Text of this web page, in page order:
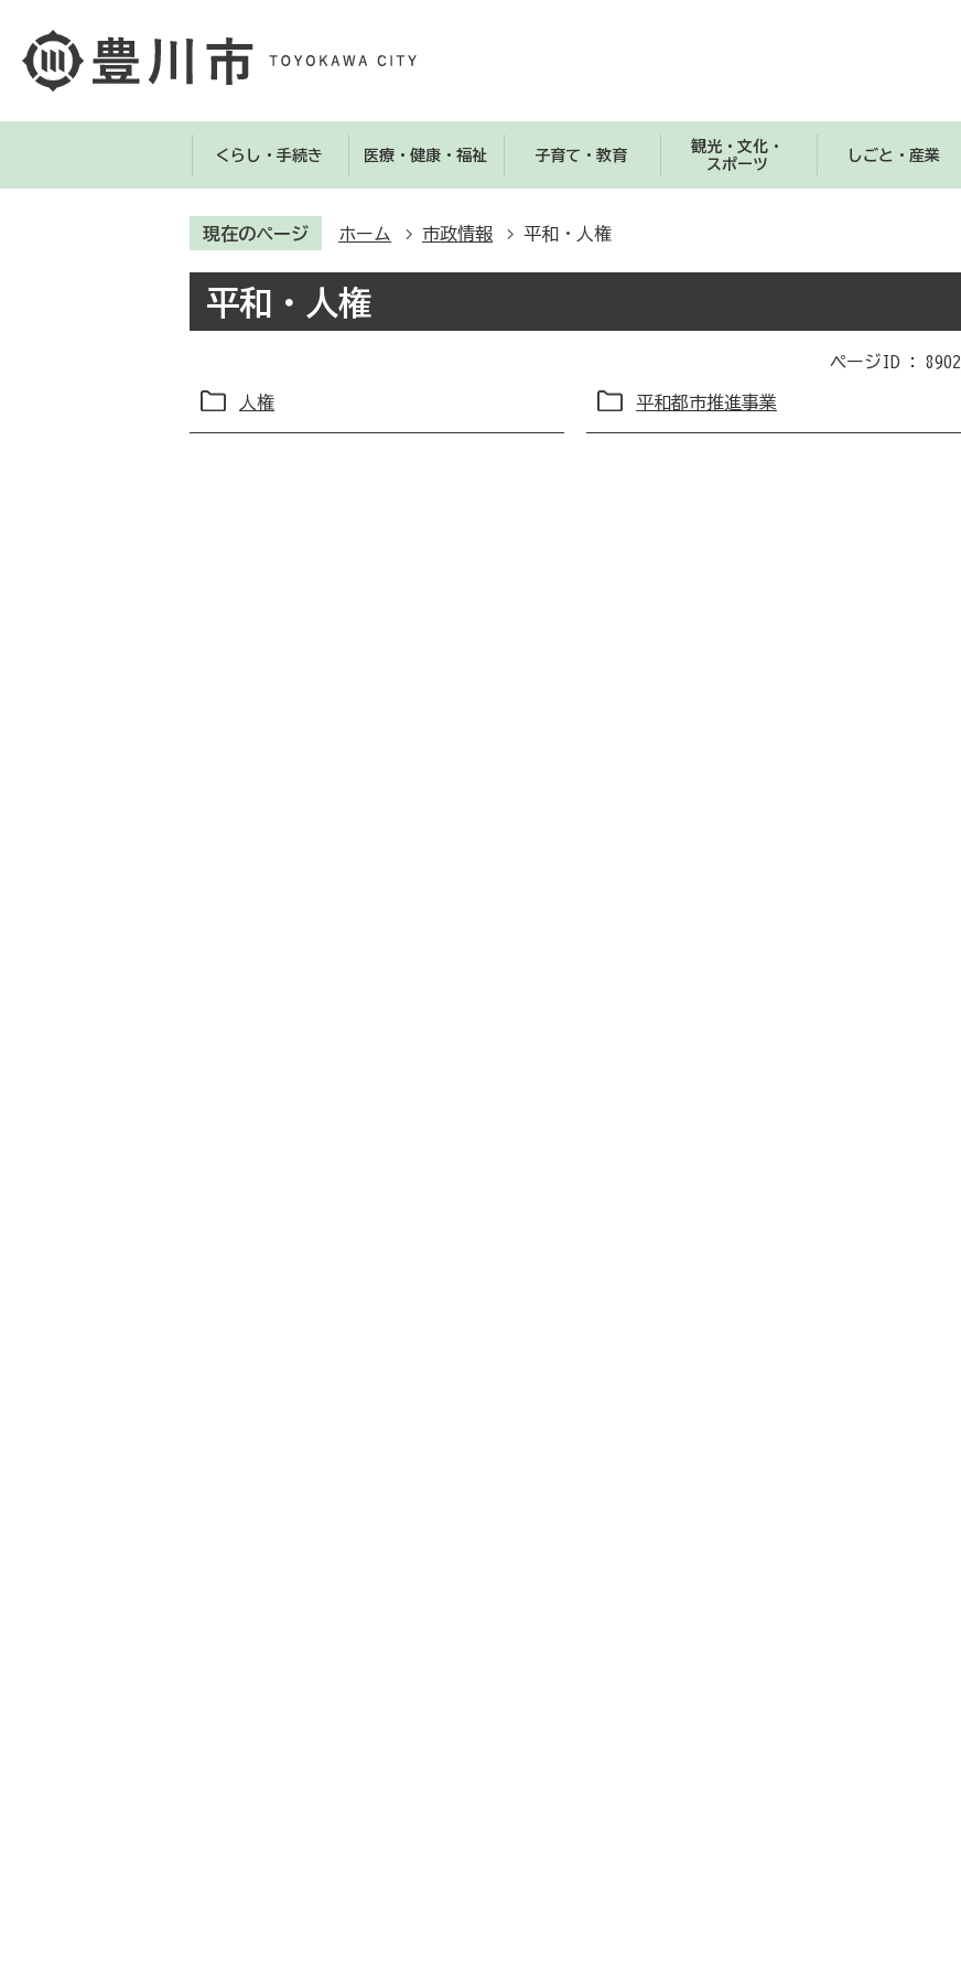
くらし・手続き 医療・健康・福祉 子育て・教育
観光・文化・
スポーツ
しごと・産業
現在のページ ホーム 市政情報 平和・人権
平和・人権
ページID : 8902
人権 平和都市推進事業